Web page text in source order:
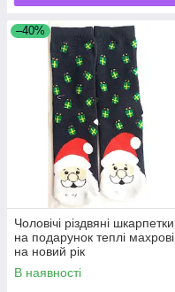
–40%
Чоловічі різдвяні шкарпетки
на подарунок теплі махрові
на новий рік
В наявності